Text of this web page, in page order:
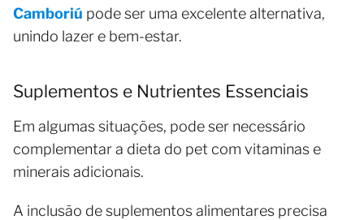
Camboriú pode ser uma excelente alternativa,
unindo lazer e bem-estar.
Suplementos e Nutrientes Essenciais
Em algumas situações, pode ser necessário
complementar a dieta do pet com vitaminas e
minerais adicionais.
A inclusão de suplementos alimentares precisa